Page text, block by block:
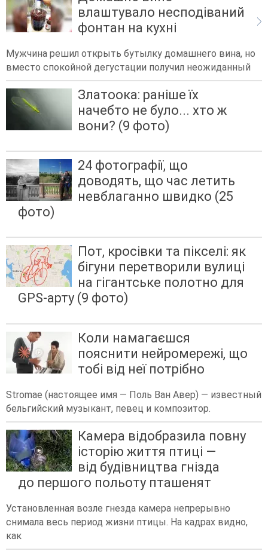
влаштувало несподіваний
фонтан на кухні
Мужчина решил открыть бутылку домашнего вина, но
вместо спокойной дегустации получил неожиданный
Златоока: раніше їх
начебто не було... хто ж
вони? (9 фото)
24 фотографії, що
доводять, що час летить
невблаганно швидко (25
фото)
Пот, кросівки та пікселі: як
бігуни перетворили вулиці
на гігантське полотно для
GPS-арту (9 фото)
Коли намагаєшся
пояснити нейромережі, що
тобі від неї потрібно
Stromae (настоящее имя — Поль Ван Авер) — известный
бельгийский музыкант, певец и композитор.
Камера відобразила повну
історію життя птиці —
від будівництва гнізда
до першого польоту пташенят
Установленная возле гнезда камера непрерывно
снимала весь период жизни птицы. На кадрах видно,
как